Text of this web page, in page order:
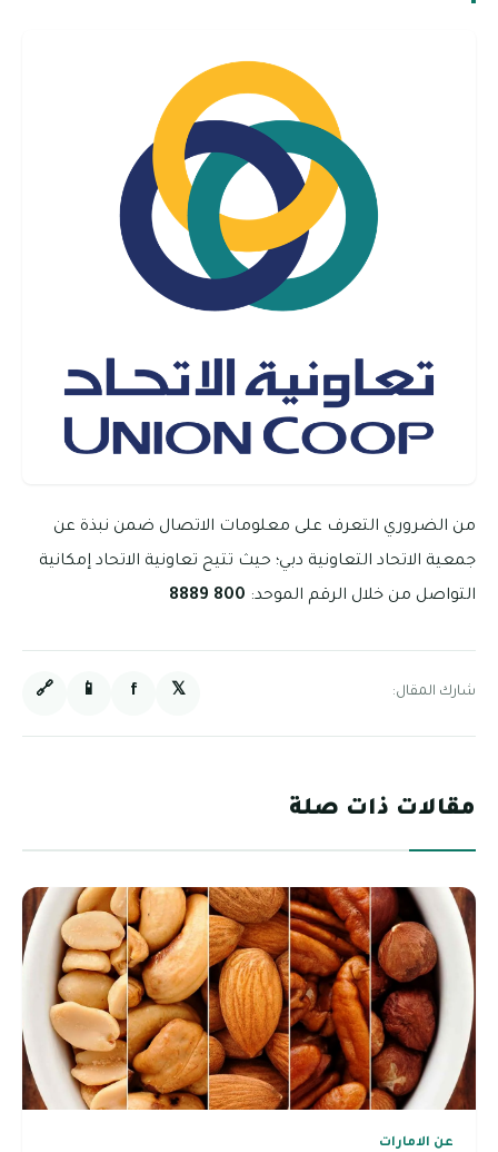
من الضروري التعرف على معلومات الاتصال ضمن نبذة عن
جمعية الاتحاد التعاونية دبي؛ حيث تتيح تعاونية الاتحاد إمكانية
التواصل من خلال الرقم الموحد: 800 8889
شارك المقال: 𝕏
f
📱
🔗
مقالات ذات صلة
عن الامارات